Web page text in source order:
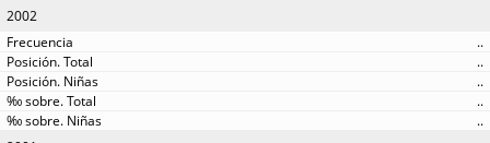
2002
..
..
..
..
..